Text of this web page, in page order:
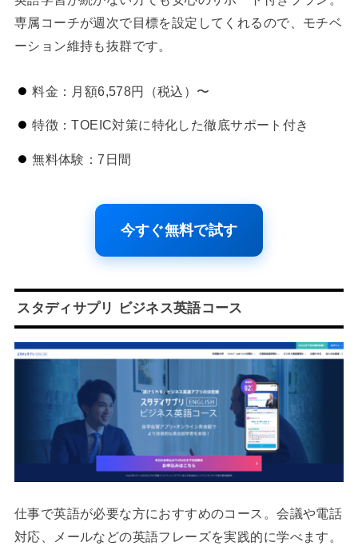
専属コーチが週次で目標を設定してくれるので、モチベ
ーション維持も抜群です。
料金：月額6,578円（税込）〜
特徴：TOEIC対策に特化した徹底サポート付き
無料体験：7日間
今すぐ無料で試す
スタディサプリ ビジネス英語コース
仕事で英語が必要な方におすすめのコース。会議や電話
対応、メールなどの英語フレーズを実践的に学べます。